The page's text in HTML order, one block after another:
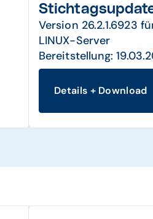
Version 26.2.1.6923
LINUX-Server
Bereitstellung:
Details + Download